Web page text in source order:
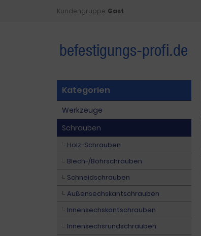
Kundengruppe: Gast
Kategorien
Werkzeuge
Schrauben
Holz-Schrauben
Blech-/Bohrschrauben
Schneidschrauben
Außensechskantschrauben
Innensechskantschrauben
Innensechsrundschrauben